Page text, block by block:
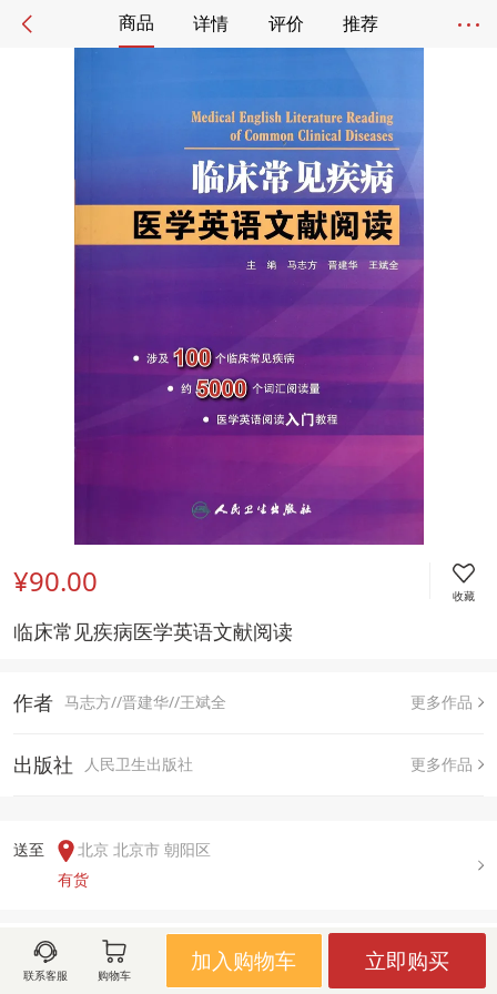
商品 详情 评价 推荐
¥90.00 收藏
临床常见疾病医学英语文献阅读
作者 马志方//晋建华//王斌全 更多作品
出版社 人民卫生出版社 更多作品
送至
北京 北京市 朝阳区
有货
用户评论(
联系客服 购物车
加入购物车 立即购买